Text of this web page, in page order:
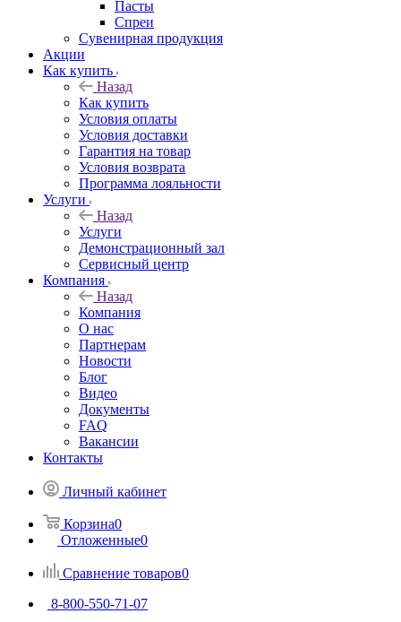
Пасты
Спреи
Сувенирная продукция
Акции
Как купить
Назад
Как купить
Условия оплаты
Условия доставки
Гарантия на товар
Условия возврата
Программа лояльности
Услуги
Назад
Услуги
Демонстрационный зал
Сервисный центр
Компания
Назад
Компания
О нас
Партнерам
Новости
Блог
Видео
Документы
FAQ
Вакансии
Контакты
Личный кабинет
Корзина0
Отложенные0
Сравнение товаров0
8-800-550-71-07